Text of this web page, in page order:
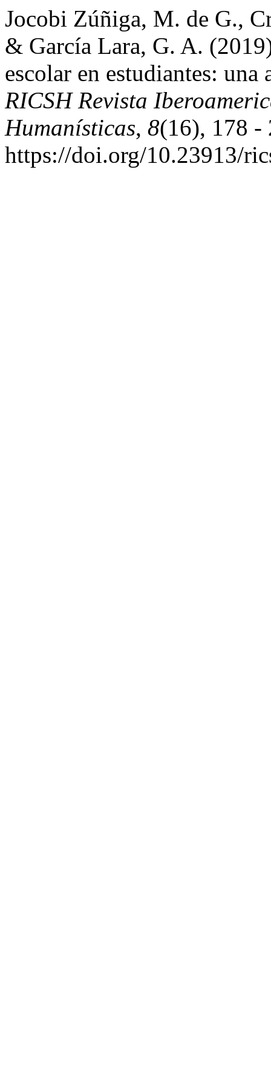
Jocobi Zúñiga, M. de G.,
& García Lara, G. A.
escolar en estudiantes:
RICSH Revista
Humanísticas, 8(16), 178 -
https://doi.org/10.23913/